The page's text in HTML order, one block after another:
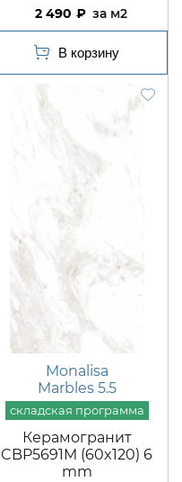
2 490 м2
Monalisa
Marbles 5.5
Керамогранит
CBP5691M (60x120) 6
mm